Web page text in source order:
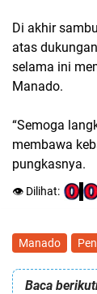
Di akhir
atas
selama ini
Manado.
“Semoga
membawa
pungkasnya.
👁️ Dilihat:
Manado
Baca